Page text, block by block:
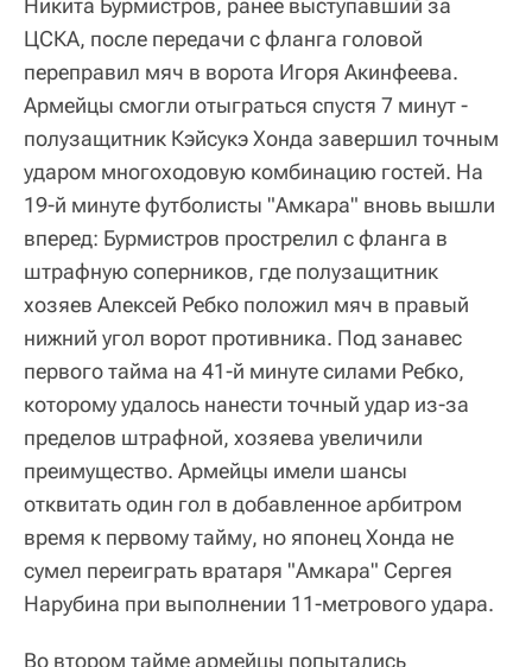
Никита Бурмистров, ранее выступавший за
ЦСКА, после передачи с фланга головой
переправил мяч в ворота Игоря Акинфеева.
Армейцы смогли отыграться спустя 7 минут -
полузащитник Кэйсукэ Хонда завершил точным
ударом многоходовую комбинацию гостей. На
19-й минуте футболисты "Амкара" вновь вышли
вперед: Бурмистров прострелил с фланга в
штрафную соперников, где полузащитник
хозяев Алексей Ребко положил мяч в правый
нижний угол ворот противника. Под занавес
первого тайма на 41-й минуте силами Ребко,
которому удалось нанести точный удар из-за
пределов штрафной, хозяева увеличили
преимущество. Армейцы имели шансы
отквитать один гол в добавленное арбитром
время к первому тайму, но японец Хонда не
сумел переиграть вратаря "Амкара" Сергея
Нарубина при выполнении 11-метрового удара.
Во втором тайме армейцы попытались